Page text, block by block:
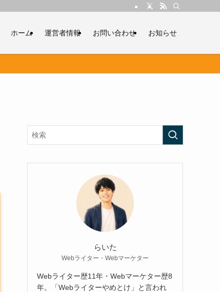
ホーム 運営者情報 お問い合わせ お知らせ
らいた
Webライター・Webマーケター
Webライター歴11年・Webマーケター歴8
年。「Webライターやめとけ」と言われ